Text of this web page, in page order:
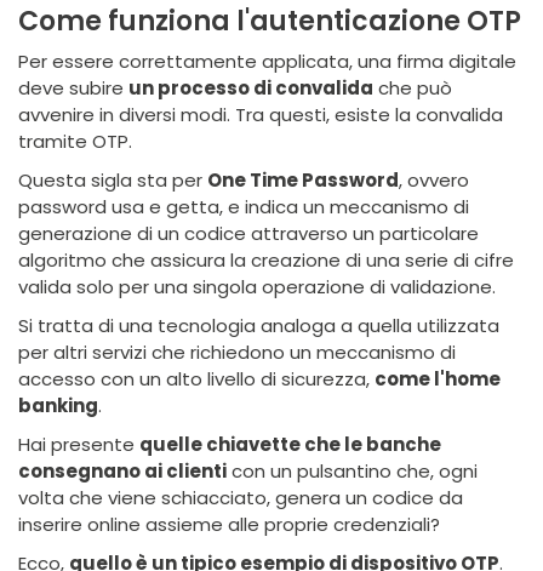
Come funziona l'autenticazione OTP
Per essere correttamente applicata, una firma digitale
deve subire un processo di convalida che può
avvenire in diversi modi. Tra questi, esiste la convalida
tramite OTP.
Questa sigla sta per One Time Password, ovvero
password usa e getta, e indica un meccanismo di
generazione di un codice attraverso un particolare
algoritmo che assicura la creazione di una serie di cifre
valida solo per una singola operazione di validazione.
Si tratta di una tecnologia analoga a quella utilizzata
per altri servizi che richiedono un meccanismo di
accesso con un alto livello di sicurezza, come l'home
banking.
Hai presente quelle chiavette che le banche
consegnano ai clienticon un pulsantino che, ogni
volta che viene schiacciato, genera un codice da
inserire online assieme alle proprie credenziali?
Ecco, quello è un tipico esempio di dispositivo OTP.